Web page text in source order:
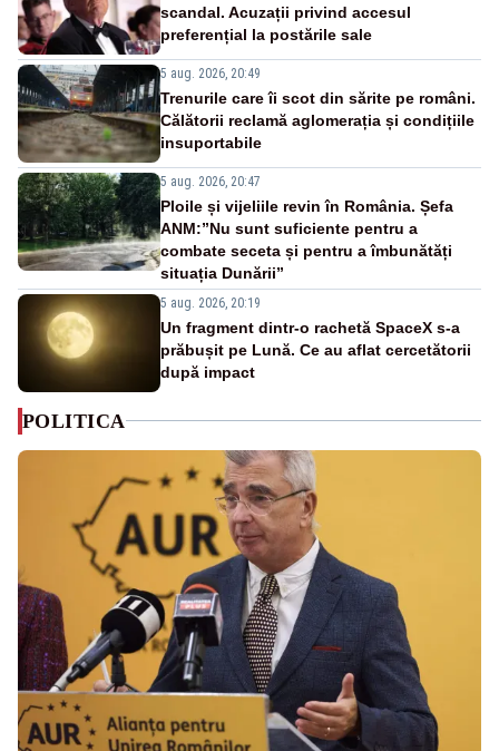
scandal. Acuzații privind accesul
preferențial la postările sale
5 aug. 2026, 20:49
Trenurile care îi scot din sărite pe români.
Călătorii reclamă aglomerația și condițiile
insuportabile
5 aug. 2026, 20:47
Ploile și vijeliile revin în România. Șefa
ANM:”Nu sunt suficiente pentru a
combate seceta și pentru a îmbunătăți
situația Dunării”
5 aug. 2026, 20:19
Un fragment dintr-o rachetă SpaceX s-a
prăbușit pe Lună. Ce au aflat cercetătorii
după impact
POLITICA